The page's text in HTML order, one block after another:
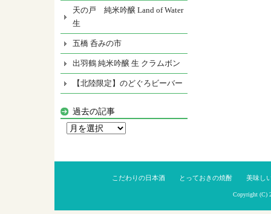
天の戸 純米吟醸 Land of Water
生
五橋 呑みの市
出羽鶴 純米吟醸 生 クラムボン
【北陸限定】のどぐろビーバー
過去の記事
こだわりの日本酒 とっておきの焼酎 美味し
Copyright (C)